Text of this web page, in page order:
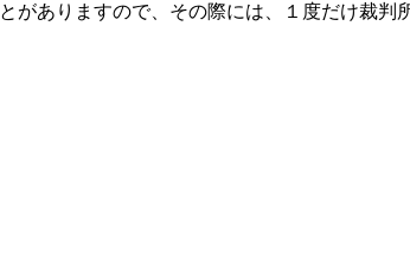
ありますので、その際には、１度だけ裁判